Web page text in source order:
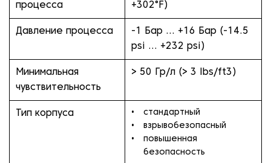
процесса
+302°F)
Давление процесса
-1 Бар … +16 Бар (-14.5
psi … +232 psi)
Минимальная
чувствительность
> 50 Гр/л (> 3 lbs/ft3)
Тип корпуса
стандартный
взрывобезопасный
повышенная
безопасность